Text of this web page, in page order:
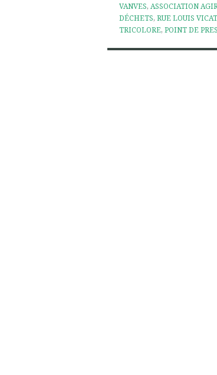
VANVES, ASSOCIATION
DÉCHETS, RUE LOUIS VICAT
TRICOLORE, POINT DE